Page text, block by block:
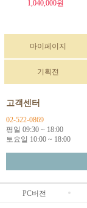
1,040,000원
마이페이지
기획전
고객센터
02-522-0869
평일 09:30 ~ 18:00
토요일 10:00 ~ 18:00
PC버전